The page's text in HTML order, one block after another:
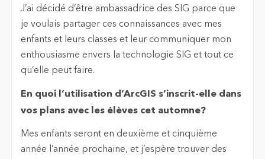
J’ai décidé d’être ambassadrice des SIG parce que
je voulais partager ces connaissances avec mes
enfants et leurs classes et leur communiquer mon
enthousiasme envers la technologie SIG et tout ce
qu’elle peut faire.
En quoi l’utilisation d’ArcGIS s’inscrit-elle dans
vos plans avec les élèves cet automne?
Mes enfants seront en deuxième et cinquième
année l’année prochaine, et j’espère trouver des